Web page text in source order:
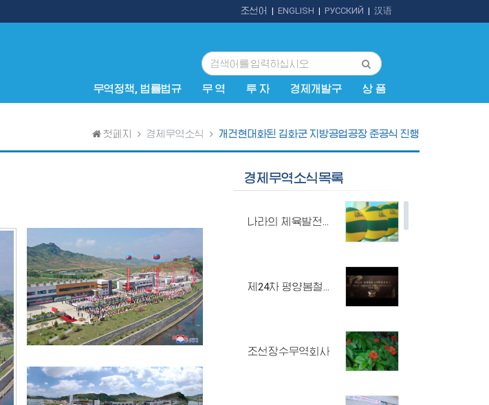
| 汉语
| РУССКИЙ
| ENGLISH
조선어
무역정책, 법률법규 무 역 투 자 경제개발구 상 품
첫페지 경제무역소식 개건현대화된 김화군 지방공업공장 준공식 진행
경제무역소식목록
나라의 체육발전에 이바지하는 평양체육기자재공장
조선장수무역회사